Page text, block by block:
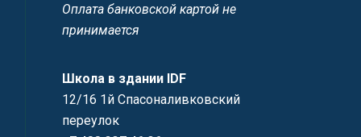
Оплата банковской картой не
принимается
Школа в здании IDF
12/16 1й Спасоналивковский
переулок